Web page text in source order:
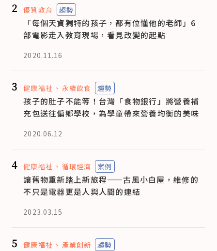
2 優質教育 趨勢
「每個天資獨特的孩子，都有位懂他的老師」6
部電影走入教育現場，看見改變的起點
2020.11.16
3 健康福祉 永續飲食 趨勢
孩子的肚子不能等！台灣「食物銀行」將營養補
充包送往偏鄉學校，為學童帶來營養均衡的美味
2020.06.12
4 健康福祉 循環經濟 案例
讓舊物重新踏上新旅程——古風小白屋，維修的
不只是電器更是人與人間的連結
2023.03.15
5 健康福祉 產業創新 趨勢